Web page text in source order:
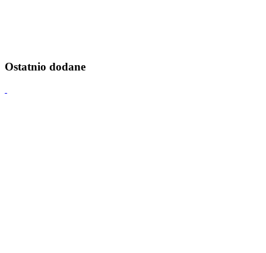
Ostatnio dodane